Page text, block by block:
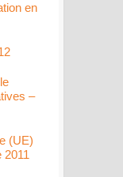
en
–
(UE)
2011